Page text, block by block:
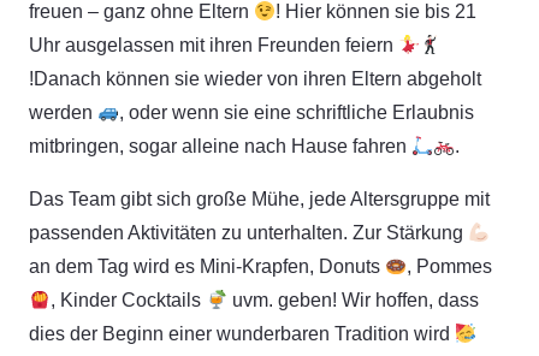
freuen – ganz ohne Eltern
! Hier können sie bis 21
Uhr ausgelassen mit ihren Freunden feiern
!Danach können sie wieder von ihren Eltern abgeholt
werden
, oder wenn sie eine schriftliche Erlaubnis
mitbringen, sogar alleine nach Hause fahren
.
Das Team gibt sich große Mühe, jede Altersgruppe mit
passenden Aktivitäten zu unterhalten. Zur Stärkung
an dem Tag wird es Mini-Krapfen, Donuts
, Pommes
, Kinder Cocktails
uvm. geben! Wir hoffen, dass
dies der Beginn einer wunderbaren Tradition wird